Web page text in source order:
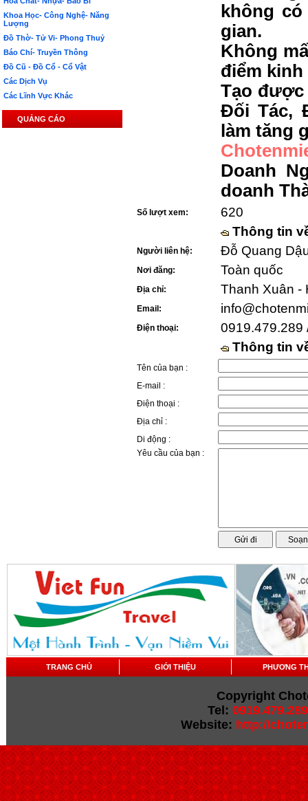
Khoa Học- Công Nghệ- Năng
Lượng
Đồ Thờ- Tử Vi- Phong Thuỷ
Báo Chí- Truyền Thông
Đồ Cũ - Đồ Cổ - Cổ Vật
Các Dịch Vụ
Các Lĩnh Vực Khác
QUẢNG CÁO
không
gian.
Không
điểm kinh
Tạo được
Đối Tác,
làm tăng
Doanh
doanh
Số lượt xem:
620
Thông tin
Người liên hệ: Đỗ Quang
Nơi đăng: Toàn quốc
Địa chỉ: Thanh Xuân -
Email:
Điện thoại:
0919.479.289
Thông tin
Tên của bạn :
E-mail :
Điện thoại :
Địa chỉ :
Di động :
Yêu cầu của bạn :
TRANG CHỦ GIỚI THIỆU PHƯƠNG
Copyright
Tel: 0919.479.289
Website: http://